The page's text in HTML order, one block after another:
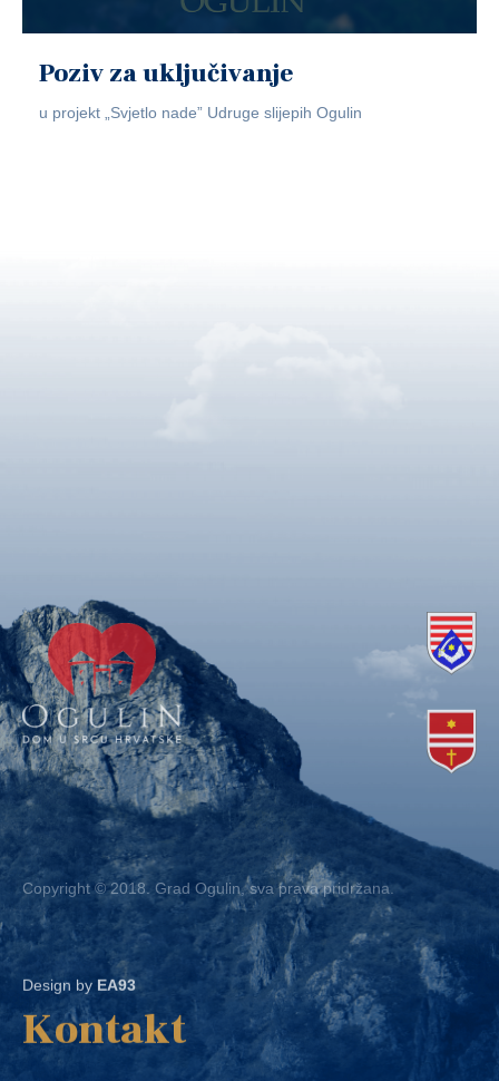
Poziv za uključivanje
u projekt „Svjetlo nade” Udruge slijepih Ogulin
Copyright © 2018. Grad Ogulin, sva prava pridržana.
Design byEA93
Kontakt